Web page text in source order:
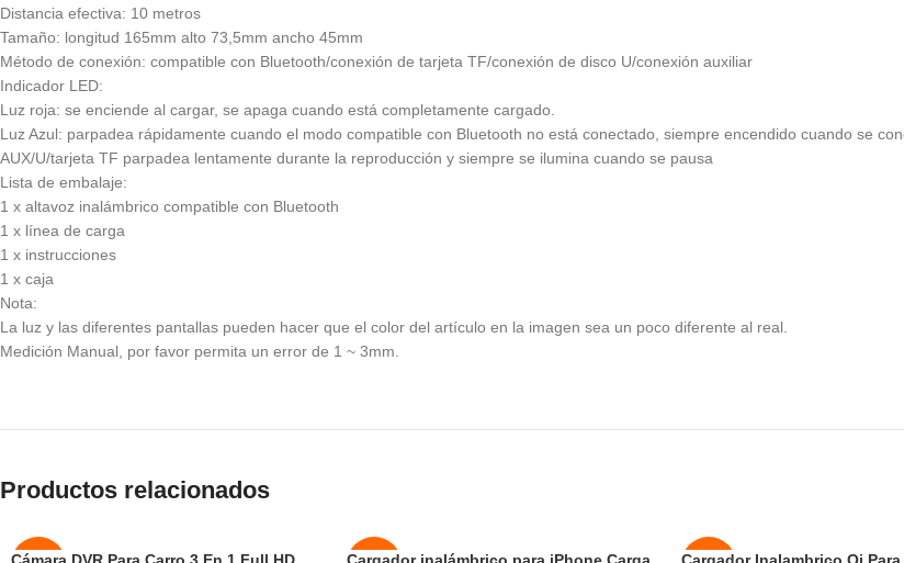
Distancia efectiva: 10 metros
Tamaño: longitud 165mm alto 73,5mm ancho 45mm
Método de conexión: compatible con Bluetooth/conexión de tarjeta TF/conexión de disco U/conexión auxiliar
Indicador LED:
Luz roja: se enciende al cargar, se apaga cuando está completamente cargado.
Luz Azul: parpadea rápidamente cuando el modo compatible con Bluetooth no está conectado, siempre encendido cuando se
AUX/U/tarjeta TF parpadea lentamente durante la reproducción y siempre se ilumina cuando se pausa
Lista de embalaje:
1 x altavoz inalámbrico compatible con Bluetooth
1 x línea de carga
1 x instrucciones
1 x caja
Nota:
La luz y las diferentes pantallas pueden hacer que el color del artículo en la imagen sea un poco diferente al real.
Medición Manual, por favor permita un error de 1 ~ 3mm.
Productos relacionados